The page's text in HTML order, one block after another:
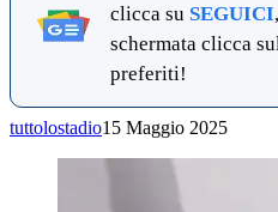
clicca su SEGUICI
schermata clicca
preferiti!
tuttolostadio15 Maggio 2025